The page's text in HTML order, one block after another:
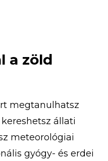
a legjobb!
a zöld
megtanulhatsz
állati
meteorológiai
gyógy- és erdei